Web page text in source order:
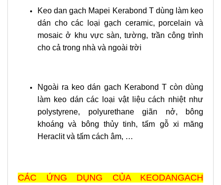
Keo dan gach Mapei Kerabond T dùng làm keo
dán cho các loại gạch ceramic, porcelain và
mosaic ở khu vực sàn, tường, trần công trình
cho cả trong nhà và ngoài trời
Ngoài ra keo dán gach Kerabond T còn dùng
làm keo dán các loại vật liệu cách nhiệt như
polystyrene, polyurethane giãn nở, bông
khoáng và bông thủy tinh, tấm gỗ xi măng
Heraclit và tấm cách âm, …
CÁC ỨNG DỤNG CỦA KEODANGACH